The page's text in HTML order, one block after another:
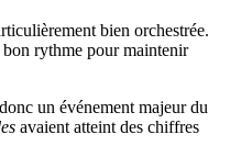
bien orchestrée.
rythme pour maintenir
un événement majeur du
avaient atteint des chiffres